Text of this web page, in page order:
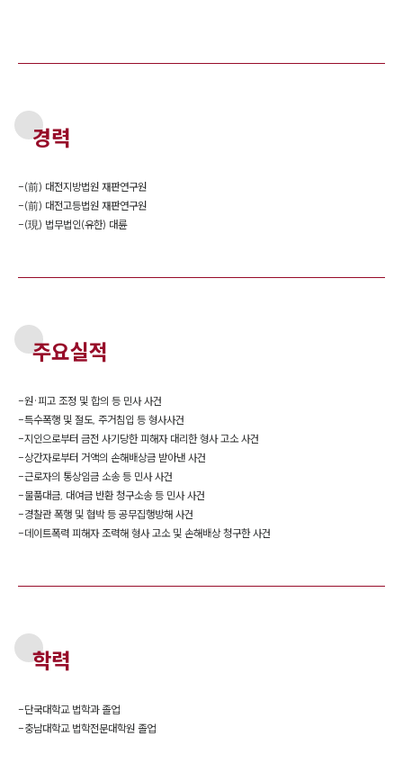
경력
-(前) 대전지방법원 재판연구원
-(前) 대전고등법원 재판연구원
-(現) 법무법인(유한) 대륜
주요실적
-원·피고 조정 및 합의 등 민사 사건
-특수폭행 및 절도, 주거침입 등 형사사건
-지인으로부터 금전 사기당한 피해자 대리한 형사 고소 사건
-상간자로부터 거액의 손해배상금 받아낸 사건
-근로자의 통상임금 소송 등 민사 사건
-물품대금, 대여금 반환 청구소송 등 민사 사건
-경찰관 폭행 및 협박 등 공무집행방해 사건
-데이트폭력 피해자 조력해 형사 고소 및 손해배상 청구한 사건
학력
-단국대학교 법학과 졸업
-충남대학교 법학전문대학원 졸업